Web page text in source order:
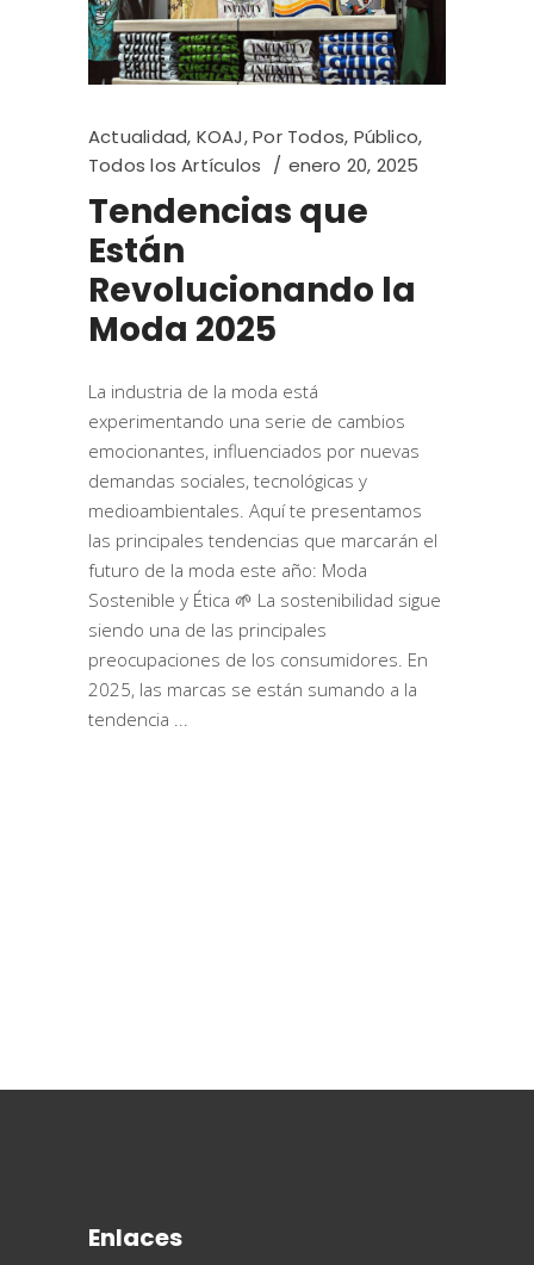
Actualidad, KOAJ,Por Todos, Público,
Todos los Artículos
enero 20, 2025
Tendencias que
Están
Revolucionando la
Moda 2025
La industria de la moda está
experimentando una serie de cambios
emocionantes, influenciados por nuevas
demandas sociales, tecnológicas y
medioambientales. Aquí te presentamos
las principales tendencias que marcarán el
futuro de la moda este año: Moda
Sostenible y Ética 🌱 La sostenibilidad sigue
siendo una de las principales
preocupaciones de los consumidores. En
2025, las marcas se están sumando a la
tendencia
Enlaces